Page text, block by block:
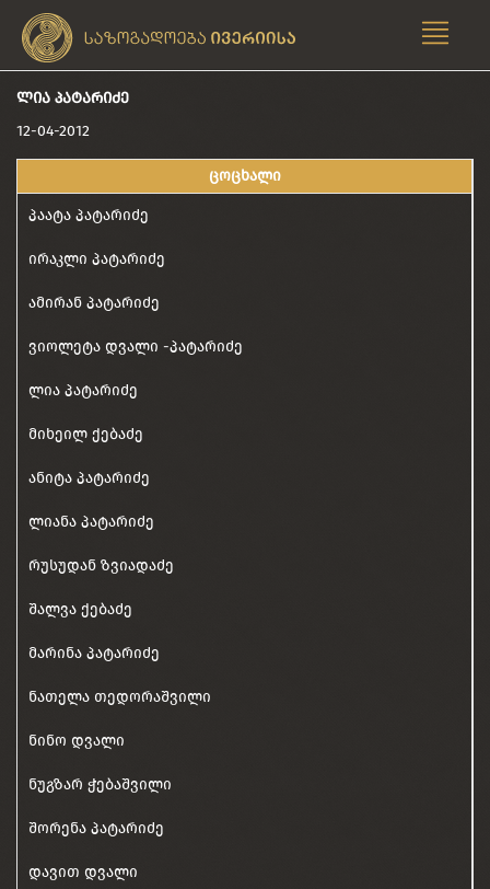
ᲚᲘᲐ ᲞᲐᲢᲐᲠᲘᲫᲔ
12-04-2012
ცოცხალი
პაატა პატარიძე
ირაკლი პატარიძე
ამირან პატარიძე
ვიოლეტა დვალი -პატარიძე
ლია პატარიძე
მიხეილ ქებაძე
ანიტა პატარიძე
ლიანა პატარიძე
რუსუდან ზვიადაძე
შალვა ქებაძე
მარინა პატარიძე
ნათელა თედორაშვილი
ნინო დვალი
ნუგზარ ჭებაშვილი
შორენა პატარიძე
დავით დვალი